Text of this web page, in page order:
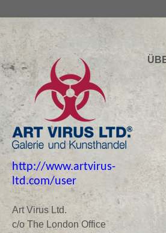
http://www.artvirus-
ltd.com/user
Art Virus Ltd.
c/o The London Office